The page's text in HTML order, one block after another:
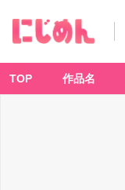
TOP 作品名